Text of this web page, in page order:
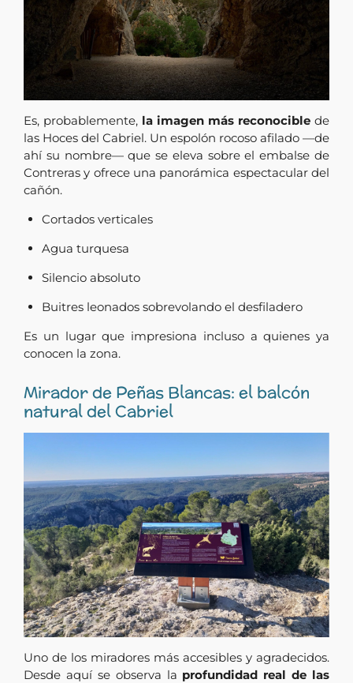
Es, probablemente, la imagen más reconocible de
las Hoces del Cabriel. Un espolón rocoso afilado —de
ahí su nombre— que se eleva sobre el embalse de
Contreras y ofrece una panorámica espectacular del
cañón.
Cortados verticales
Agua turquesa
Silencio absoluto
Buitres leonados sobrevolando el desfiladero
Es un lugar que impresiona incluso a quienes ya
conocen la zona.
Mirador de Peñas Blancas: el balcón
natural del Cabriel
Uno de los miradores más accesibles y agradecidos.
Desde aquí se observa la profundidad real de las